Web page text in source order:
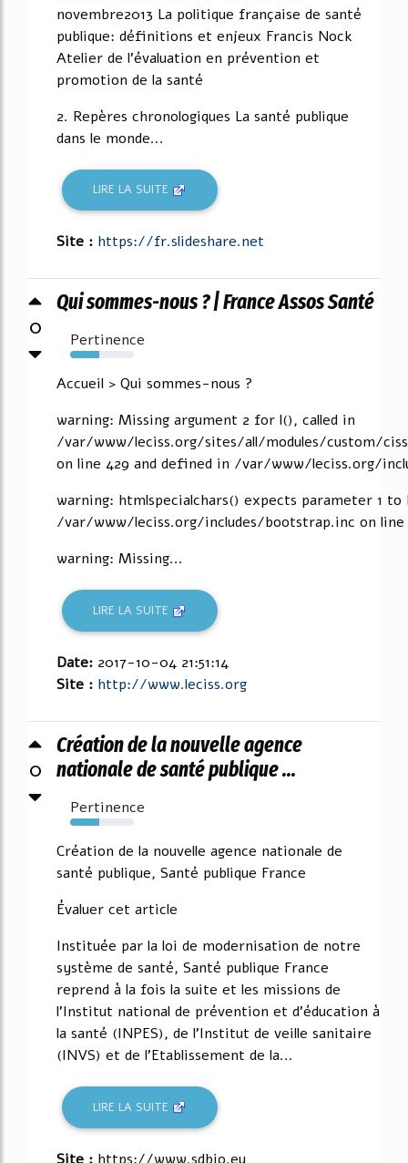
novembre2013 La politique française de santé
publique: définitions et enjeux Francis Nock
Atelier de l'évaluation en prévention et
promotion de la santé
2. Repères chronologiques La santé publique
dans le monde...
LIRE LA SUITE
Site : https://fr.slideshare.net
0
Qui sommes-nous ? | France Assos Santé
Pertinence
45%
Accueil > Qui sommes-nous ?
warning: Missing argument 2 for l(), called in
/var/www/leciss.org/sites/all/modules/custom/
on line 429 and defined in /var/www/leciss.org/
warning: htmlspecialchars() expects parameter 1
/var/www/leciss.org/includes/bootstrap.inc on line
warning: Missing...
LIRE LA SUITE
Date: 2017-10-04 21:51:14
Site : http://www.leciss.org
0
Création de la nouvelle agence
nationale de santé publique ...
Pertinence
45%
Création de la nouvelle agence nationale de
santé publique, Santé publique France
Évaluer cet article
Instituée par la loi de modernisation de notre
système de santé, Santé publique France
reprend à la fois la suite et les missions de
l'Institut national de prévention et d'éducation à
la santé (INPES), de l'Institut de veille sanitaire
(INVS) et de l'Etablissement de la...
LIRE LA SUITE